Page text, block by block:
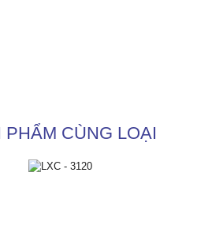
PHẨM CÙNG LOẠI